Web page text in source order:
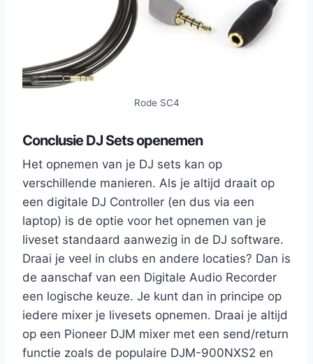
Rode SC4
Conclusie DJ Sets openemen
Het opnemen van je DJ sets kan op
verschillende manieren. Als je altijd draait op
een digitale DJ Controller (en dus via een
laptop) is de optie voor het opnemen van je
liveset standaard aanwezig in de DJ software.
Draai je veel in clubs en andere locaties? Dan is
de aanschaf van een Digitale Audio Recorder
een logische keuze. Je kunt dan in principe op
iedere mixer je livesets opnemen. Draai je altijd
op een Pioneer DJM mixer met een send/return
functie zoals de populaire DJM-900NXS2 en